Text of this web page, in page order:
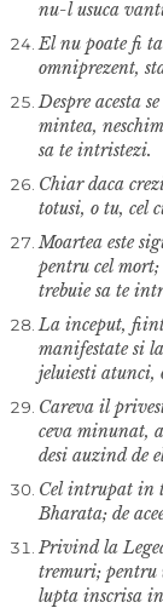
nu-l usuca
El nu poate fi
omniprezent,
Despre acesta
mintea,
sa te intristezi.
Chiar daca
totusi, o tu, cel
Moartea este
pentru cel
trebuie sa te
La inceput,
manifestate si
jeluiesti atunci,
Careva il
ceva minunat,
desi auzind de
Cel intrupat in
Bharata; de
Privind la
tremuri; pentru
lupta inscrisa